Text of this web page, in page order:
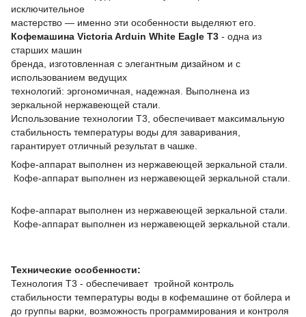
исключительное
мастерство — именно эти особенности выделяют его.
Кофемашина Victoria Arduin White Eagle T3 - одна из
старших машин
бренда, изготовленная с элегантным дизайном и с
использованием ведущих
технологий: эргономичная, надежная. Выполнена из
зеркальной нержавеющей стали.
Использование технологии Т3, обеспечивает максимальную
стабильность температуры воды для заваривания,
гарантирует отличный результат в чашке.
Кофе-аппарат выполнен из нержавеющей зеркальной стали.
Кофе-аппарат выполнен из нержавеющей зеркальной стали.
Кофе-аппарат выполнен из нержавеющей зеркальной стали.
Кофе-аппарат выполнен из нержавеющей зеркальной стали.
Технические особенности:
Технология Т3 - обеспечивает тройной контроль
стабильности температуры воды в кофемашине от бойлера и
до группы варки, возможность программирования и контроля